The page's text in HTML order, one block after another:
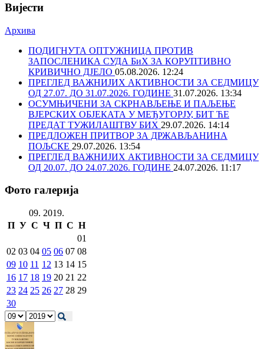
Вијести
Архива
ПОДИГНУТА ОПТУЖНИЦА ПРОТИВ
ЗАПОСЛЕНИКА СУДА БиХ ЗА КОРУПТИВНО
КРИВИЧНО ДЈЕЛО 05.08.2026. 12:24
ПРЕГЛЕД ВАЖНИЈИХ АКТИВНОСТИ ЗА СЕДМИЦУ
ОД 27.07. ДО 31.07.2026. ГОДИНЕ 31.07.2026. 13:34
ОСУМЊИЧЕНИ ЗА СКРНАВЉЕЊЕ И ПАЉЕЊЕ
ВЈЕРСКИХ ОБЈЕКАТА У МЕЂУГОРЈУ, БИТ ЋЕ
ПРЕДАТ ТУЖИЛАШТВУ БИХ 29.07.2026. 14:14
ПРЕДЛОЖЕН ПРИТВОР ЗА ДРЖАВЉАНИНА
ПОЉСКЕ 29.07.2026. 13:54
ПРЕГЛЕД ВАЖНИЈИХ АКТИВНОСТИ ЗА СЕДМИЦУ
ОД 20.07. ДО 24.07.2026. ГОДИНЕ 24.07.2026. 11:17
Фото галерија
09. 2019.
П У С Ч П С Н
01
02 03 04 05 06 07 08
09 10 11 12 13 14 15
16 17 18 19 20 21 22
23 24 25 26 27 28 29
30